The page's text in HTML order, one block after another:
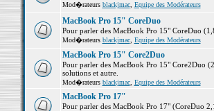
Mod�rateurs blackjmac, Equipe des Modérateurs
MacBook Pro 15" CoreDuo
Pour parler des MacBook Pro 15" CoreDuo
Mod�rateurs blackjmac, Equipe des Modérateurs
MacBook Pro 15" Core2Duo
Pour parler des MacBook Pro 15" Core2Duo
solutions et autre.
Mod�rateurs blackjmac, Equipe des Modérateurs
MacBook Pro 17"
Pour parler des MacBook Pro 17" (CoreDuo